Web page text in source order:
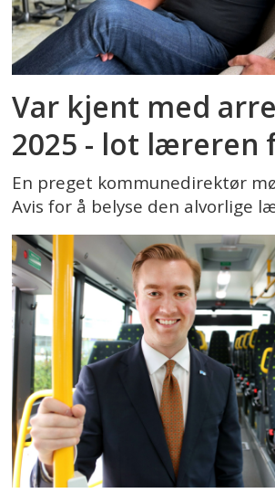
Var kjent med
2025 - lot læreren
En preget kommunedirektør
Avis for å belyse den alvorlige